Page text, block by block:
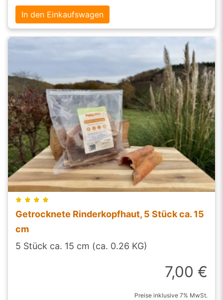
In den Einkaufswagen
Getrocknete Rinderkopfhaut, 5 Stück ca. 15
cm
5 Stück ca. 15 cm (ca. 0.26 KG)
7,00 €
Preise inklusive 7% MwSt.